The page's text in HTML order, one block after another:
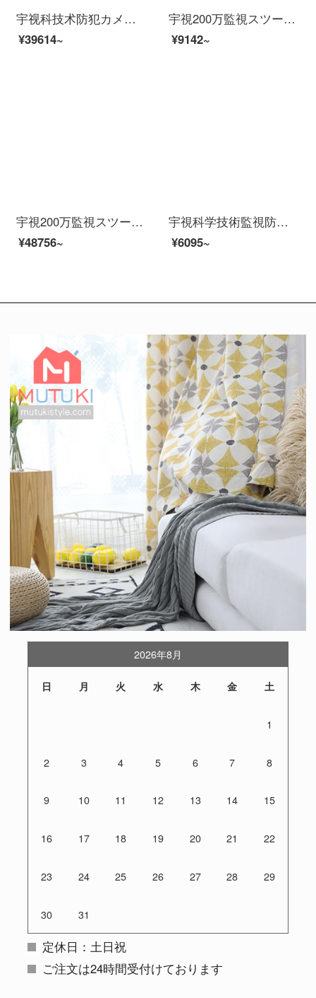
宇视科技术防犯カメラ监视スツー200万HDテープ录音インテーネ電オデオ监视赤外線半球モニター家庭用13個の防犯カメラ装着サービス（防犯カメラビデオを含まない）
¥39614~
宇視200万監視スツー装置イーンテーネットHD 4路8路16路監視防犯カメラ室外モネータ家庭用ワンヤレー防水夜間テレビ商用設置サービス（防犯カメラビデオを除く）3つの防犯カメラ（200万HD版）
¥9142~
宇視200万監視スツー装置イーンテーネットHD 4路8路16路監視防犯カメラ室外モネータ家庭用ワンヤレー防水夜間テレビ商用設置サービス（防犯カメラビデオを除く）16個の防犯カメラ（200万HD版）
¥48756~
宇視科学技術監視防犯カメラハードディスクレコーダスツー200万POE給電夜間テレビフルテープ家庭用屋外スホーンネットネットでモニタス装置2路防犯カメラスツツ（フルカラ＋録音）設置サービス
¥6095~
2026年8月
日 月 火 水 木 金 土
1
2 3 4 5 6 7 8
9 10 11 12 13 14 15
16 17 18 19 20 21 22
23 24 25 26 27 28 29
30 31
定休日：土日祝
ご注文は24時間受付けております